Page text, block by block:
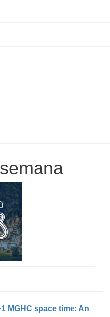
MGHC space time: An